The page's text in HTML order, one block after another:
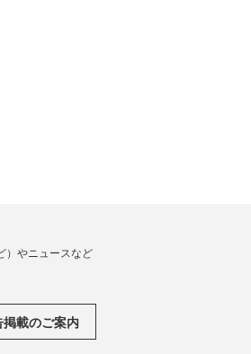
）やニュースなど
掲載のご案内